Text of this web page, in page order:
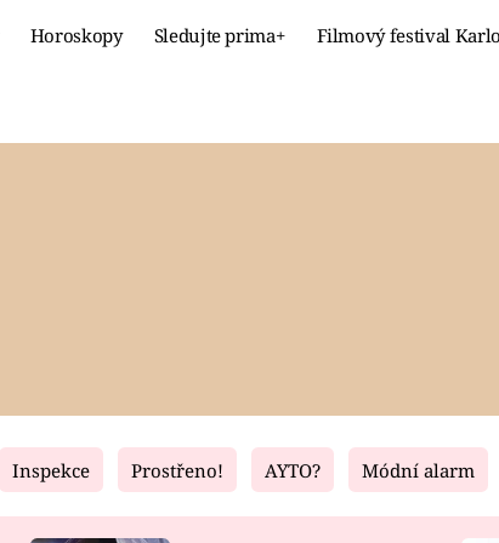
Horoskopy Sledujte prima+ Filmový festival
Fresh Living
Inspekce Prostřeno! AYTO? Módní alarm